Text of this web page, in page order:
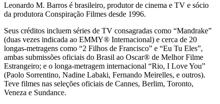
Leonardo M. Barros é brasileiro, produtor de cinema e TV e sócio
da produtora Conspiração Filmes desde 1996.
Seus créditos incluem séries de TV consagradas como “Mandrake”
(duas vezes indicada ao EMMY® Internacional) e cerca de 20
longas-metragens como “2 Filhos de Francisco” e “Eu Tu Eles”,
ambas submissões oficiais do Brasil ao Oscar® de Melhor Filme
Estrangeiro; e o longa-metragem internacional “Rio, I Love You”
(Paolo Sorrentino, Nadine Labaki, Fernando Meirelles, e outros).
Teve filmes nas seleções oficiais de Cannes, Berlim, Toronto,
Veneza e Sundance.